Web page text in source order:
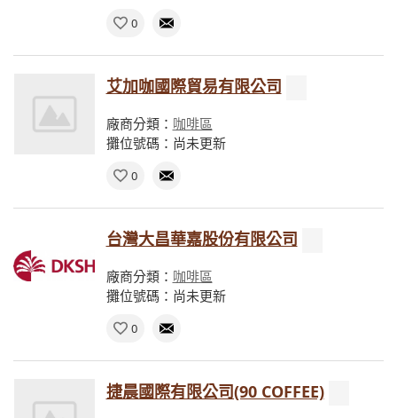
0
艾加咖國際貿易有限公司
廠商分類： 咖啡區
攤位號碼：尚未更新
0
台灣大昌華嘉股份有限公司
廠商分類： 咖啡區
攤位號碼：尚未更新
0
捷晨國際有限公司(90 COFFEE)